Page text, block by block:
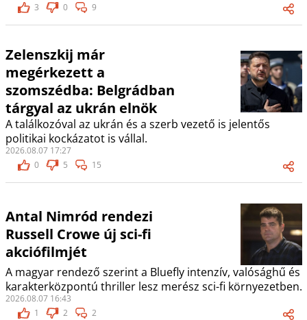
3
0 9
Zelenszkij már
megérkezett a
szomszédba: Belgrádban
tárgyal az ukrán elnök
A találkozóval az ukrán és a szerb vezető is jelentős
politikai kockázatot is vállal.
2026.08.07 17:27
0
5 15
Antal Nimród rendezi
Russell Crowe új sci-fi
akciófilmjét
A magyar rendező szerint a Bluefly intenzív, valósághű és
karakterközpontú thriller lesz merész sci-fi környezetben.
2026.08.07 16:43
1
2 2